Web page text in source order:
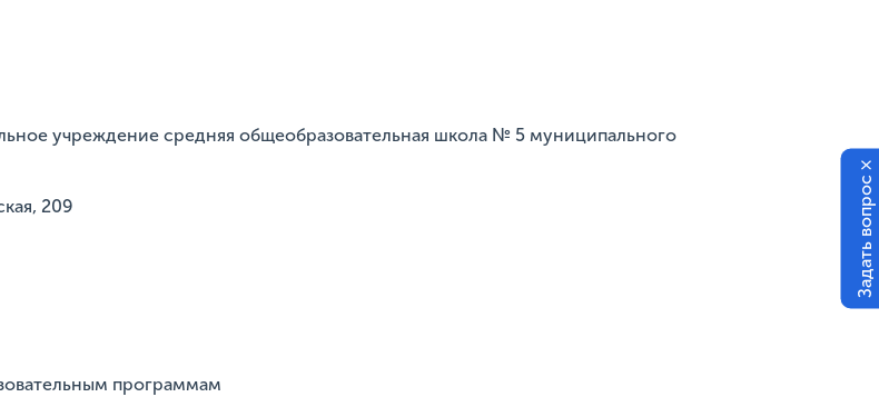
учреждение средняя общеобразовательная школа № 5 муниципального
209
программам
Задать вопрос
×